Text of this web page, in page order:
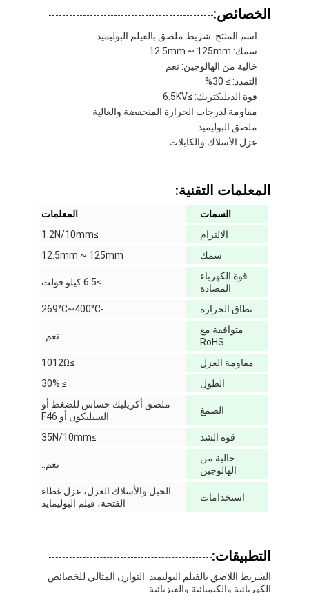
الصفحة الرئيسية
معلومات عنا
جولة في المعمل
مراقبة الجودة
اتصل بنا
شريط عازل لاصق
شريط عزل قماش زجاجي
شريط عازل مقاوم للحرارة
شريط لاصق من القماش الزجاجي
شريط لاصق رقائق الألومنيوم
الخصائص:
اسم المنتج: شريط ملصق بالفيلم البوليميد
سمك: 12.5mm ~ 125mm
خالية من الهالوجين: نعم
التمدد: ≥ 30%
قوة الديليكتريك: ≥6.5KV
مقاومة لدرجات الحرارة المنخفضة والعالية
ملصق البوليميد
عزل الأسلاك والكابلات
المعلمات التقنية:
السمات
المعلمات
الالتزام
≥1.2N/10mm
سمك
12.5mm ~ 125mm
قوة الكهرباء
المضادة
≥6.5 كيلو فولت
نطاق الحرارة
-269°C~400°C
متوافقة مع
RoHS
نعم..
مقاومة العزل
≥1012Ω
الطول
≥ 30%
الصمغ
ملصق أكريليك حساس للضغط أو
السيليكون أو F46
قوة الشد
≥35N/10mm
خالية من
الهالوجين
نعم..
استخدامات
الحبل والأسلاك العزل، عزل غطاء
الفتحة، فيلم البوليمايد
التطبيقات:
الشريط اللاصق بالفيلم البوليميد: التوازن المثالي للخصائص
الكهربائية والكيميائية والفيزيائية